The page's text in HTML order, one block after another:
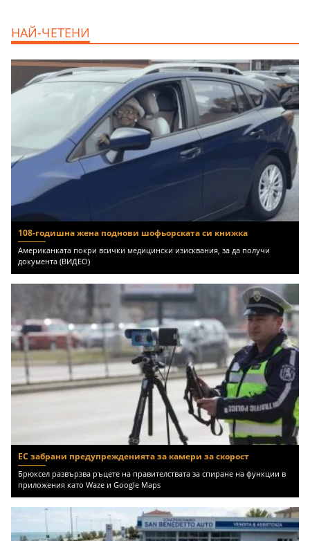
НАЙ-ЧЕТЕНИ
108-годишна жена поднови шофьорската си книжка
Американката покри всички медицински изисквания, за да получи
документа (ВИДЕО)
ЕС забрани предупрежденията за камери за скорост
Брюксел развързва ръцете на правителствата за спиране на функции в
приложения като Waze и Google Maps